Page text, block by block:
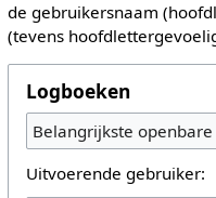
de gebruikersnaam
(tevens
Logboeken
Belangrijkste
Uitvoerende gebruiker: